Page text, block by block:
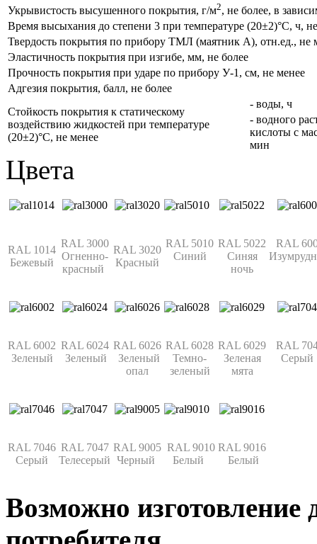
Укрывистость высушенного покрытия, г/м2, не более, в
Время высыхания до степени 3 при температуре (20±2)°С, ч,
Твердость покрытия по прибору ТМЛ (маятник А), отн.ед., не
Эластичность покрытия при изгибе, мм, не более
Прочность покрытия при ударе по прибору У-1, см, не менее
Адгезия покрытия, балл, не более
Стойкость покрытия к статическому
воздействию жидкостей при температуре
(20±2)°С, не менее
- воды, ч
- водного
кислоты с
мин
Цвета
RAL 1014
Бежевый
RAL 3000
Огненно-
красный
RAL 3020
Красный
RAL 5010
Синий
RAL 5022
Синяя
ночь
RAL
RAL 6002
Зеленый
RAL 6024
Зеленый
RAL 6026
Зеленый
опал
RAL 6028
Темно-
зеленый
RAL 6029
Зеленая
мята
RAL
Серый
RAL 7046
Серый
RAL 7047
Телесерый
RAL 9005
Черный
RAL 9010
Белый
RAL 9016
Белый
Возможно